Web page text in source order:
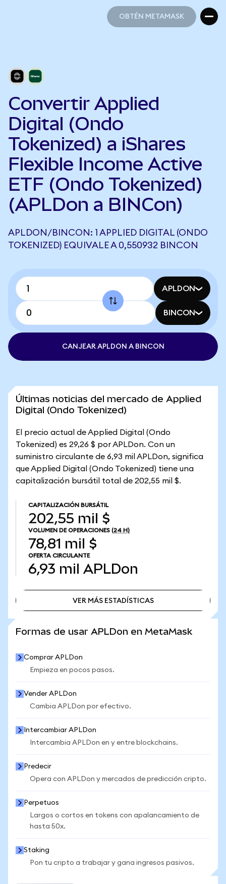
OBTÉN METAMASK
Convertir Applied
Digital (Ondo
Tokenized) a iShares
Flexible Income Active
ETF (Ondo Tokenized)
(APLDon a BINCon)
APLDON/BINCON: 1 APPLIED DIGITAL (ONDO
TOKENIZED) EQUIVALE A 0,550932 BINCON
APLDON
BINCON
CANJEAR APLDON A BINCON
Últimas noticias del mercado de Applied
Digital (Ondo Tokenized)
El precio actual de Applied Digital (Ondo
Tokenized) es 29,26 $ por APLDon. Con un
suministro circulante de 6,93 mil APLDon, significa
que Applied Digital (Ondo Tokenized) tiene una
capitalización bursátil total de 202,55 mil $.
CAPITALIZACIÓN BURSÁTIL
202,55 mil $
VOLUMEN DE OPERACIONES (24 H)
78,81 mil $
OFERTA CIRCULANTE
6,93 mil APLDon
VER MÁS ESTADÍSTICAS
Formas de usar APLDon en MetaMask
Comprar APLDon
Empieza en pocos pasos.
Vender APLDon
Cambia APLDon por efectivo.
Intercambiar APLDon
Intercambia APLDon en y entre blockchains.
Predecir
Opera con APLDon y mercados de predicción cripto.
Perpetuos
Largos o cortos en tokens con apalancamiento de
hasta 50x.
Staking
Pon tu cripto a trabajar y gana ingresos pasivos.